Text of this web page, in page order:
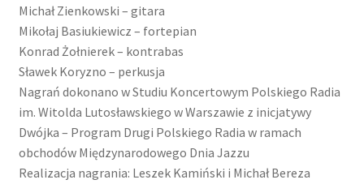
Michał Zienkowski – gitara
Mikołaj Basiukiewicz – fortepian
Konrad Żołnierek – kontrabas
Sławek Koryzno – perkusja
Nagrań dokonano w Studiu Koncertowym Polskiego Radia
im. Witolda Lutosławskiego w Warszawie z inicjatywy
Dwójka – Program Drugi Polskiego Radia w ramach
obchodów Międzynarodowego Dnia Jazzu
Realizacja nagrania: Leszek Kamiński i Michał Bereza